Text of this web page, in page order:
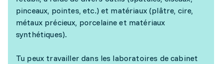
pinceaux, pointes, etc.) et matériaux (plâtre, cire,
métaux précieux, porcelaine et matériaux
synthétiques).
Tu peux travailler dans les laboratoires de cabinet